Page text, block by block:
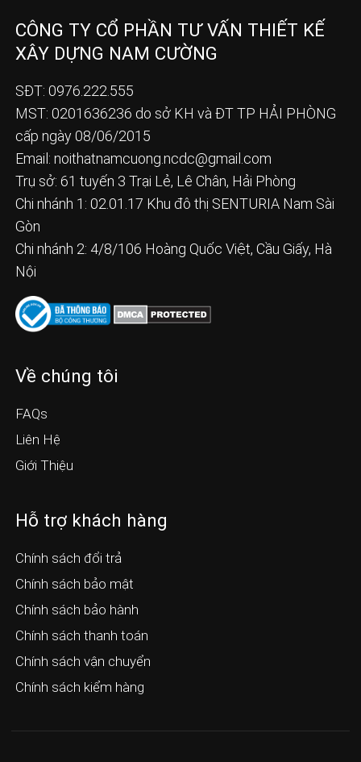
CÔNG TY CỔ PHẦN TƯ VẤN THIẾT KẾ
XÂY DỰNG NAM CƯỜNG
SĐT: 0976.222.555
MST: 0201636236 do sở KH và ĐT TP HẢI PHÒNG
cấp ngày 08/06/2015
Email: noithatnamcuong.ncdc@gmail.com
Trụ sở: 61 tuyến 3 Trại Lẻ, Lê Chân, Hải Phòng
Chi nhánh 1: 02.01.17 Khu đô thị SENTURIA Nam Sài
Gòn
Chi nhánh 2: 4/8/106 Hoàng Quốc Việt, Cầu Giấy, Hà
Nội
Về chúng tôi
FAQs
Liên Hệ
Giới Thiệu
Hỗ trợ khách hàng
Chính sách đổi trả
Chính sách bảo mật
Chính sách bảo hành
Chính sách thanh toán
Chính sách vận chuyển
Chính sách kiểm hàng